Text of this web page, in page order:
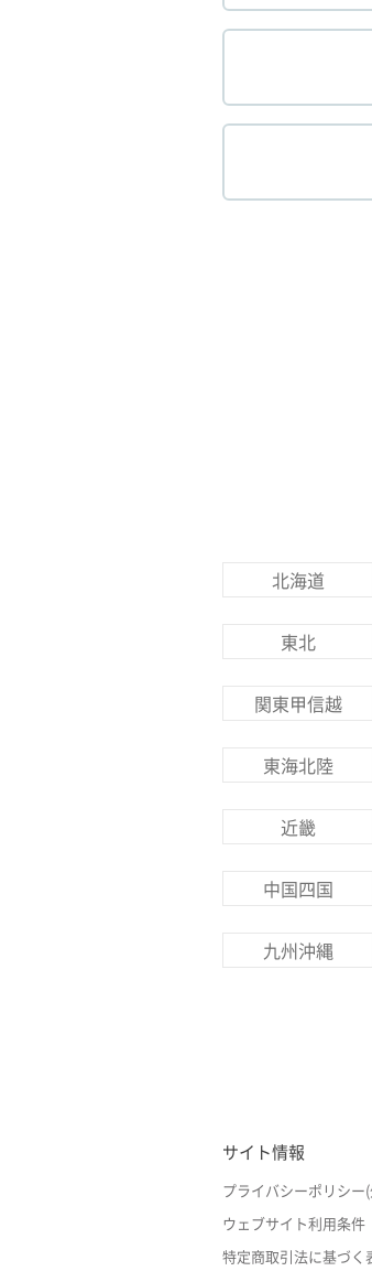
北海道
東北
関東甲信越
東海北陸
近畿
中国四国
九州沖縄
サイト情報
プライバシーポリシー
ウェブサイト利用条件
特定商取引法に基づく